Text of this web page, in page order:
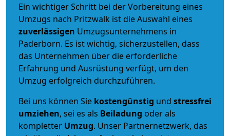
Ein wichtiger Schritt bei der Vorbereitung eines
Umzugs nach Pritzwalk ist die Auswahl eines
zuverlässigen Umzugsunternehmens in
Paderborn. Es ist wichtig, sicherzustellen, dass
das Unternehmen über die erforderliche
Erfahrung und Ausrüstung verfügt, um den
Umzug erfolgreich durchzuführen.
Bei uns können Sie kostengünstig und stressfrei
umziehen, sei es als Beiladung oder als
kompletter Umzug. Unser Partnernetzwerk, das